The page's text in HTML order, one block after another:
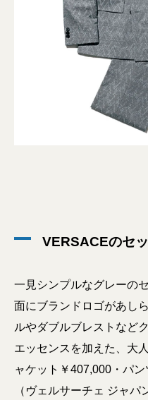
VERSACEのセ
一見シンプルなグレーの
面にブランドロゴがあし
ルやダブルブレストなど
エッセンスを加えた、大
ャケット￥407,000・パ
（ヴェルサーチェ ジャパ